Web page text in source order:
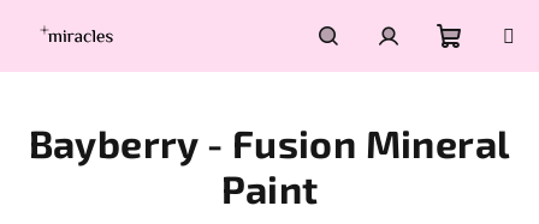
HľadaťPrihlásenie
košík
Bayberry - Fusion Mineral
Paint